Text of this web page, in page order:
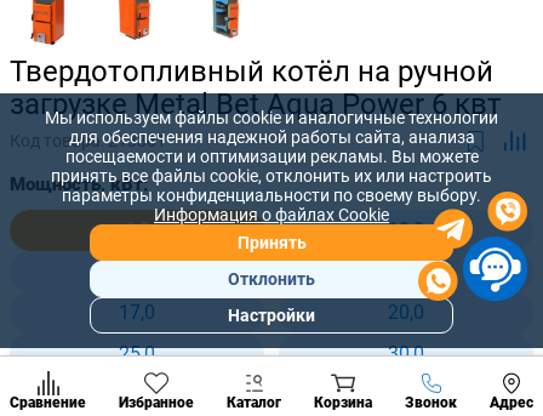
Твердотопливный котёл на ручной
загрузке Metal Bet Aqua Power 6 квт
Код товара:213361
Мощность, кВт:
6,0
10,0
15,0
17,0
20,0
25,0
30,0
35,0
42,0
Сравнение Избранное Каталог Корзина Звонок Адрес
Позвонить
разделы
Мы используем файлы cookie и аналогичные технологии
для обеспечения надежной работы сайта, анализа
посещаемости и оптимизации рекламы. Вы можете
принять все файлы cookie, отклонить их или настроить
параметры конфиденциальности по своему выбору.
Информация о файлах Cookie
Принять
Отклонить
Настройки